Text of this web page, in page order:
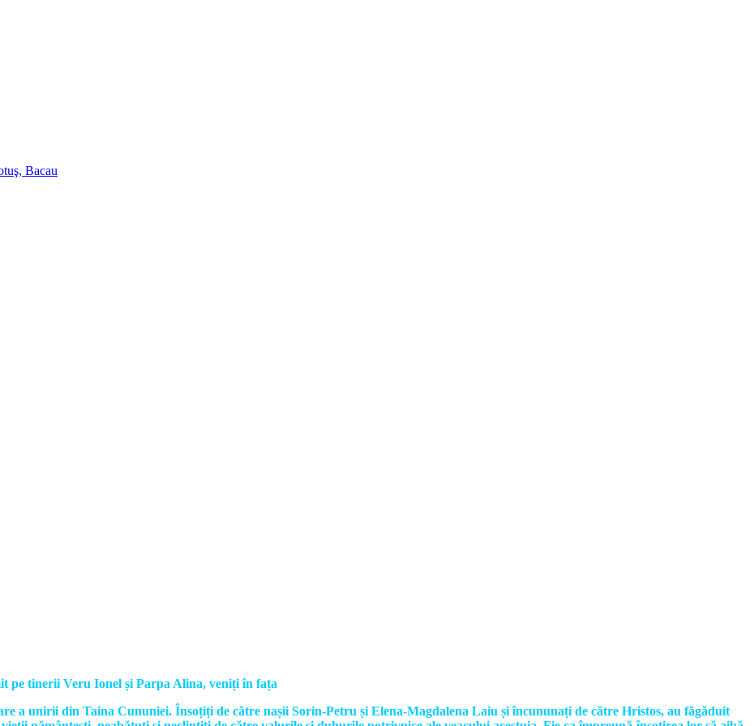
Bacau
pe tinerii Veru Ionel și Parpa Alina, veniți în fața
a unirii din Taina Cununiei. Însoțiți de către nașii Sorin-Petru și Elena-Magdalena Laiu și încununați de către Hristos, au făgăduit